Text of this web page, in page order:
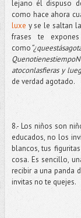
lejano él dispuso
como hace ahora
luxe y se le saltan
frases te
como
atoconlasfieras y
de verdad agotado.
8.- Los niños son
educados, no los
blancos, tus
cosa. Es sencillo,
recibir a una panda
invitas no te quejes.